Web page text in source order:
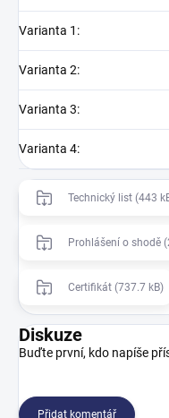
Varianta 1 :
Varianta 2:
Varianta 3:
Varianta 4:
Technický list (443
Prohlášení o shodě
Certifikát (737.7 kB)
Diskuze
Buďte první, kdo napíše
Přidat komentář